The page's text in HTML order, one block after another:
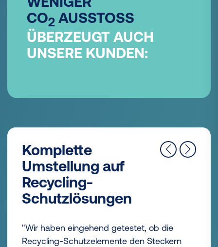
CO2 AUSSTOSS
ÜBERZEUGT AUCH
UNSERE KUNDEN:
"Mehr
Nachhaltigkeit ist
in unserer
Branche
zuvor."